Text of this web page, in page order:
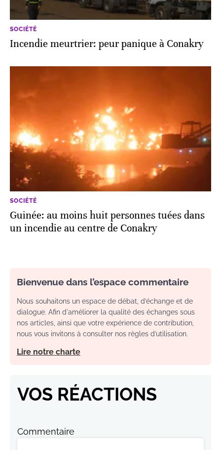
SOCIÉTÉ
Incendie meurtrier: peur panique à Conakry
SOCIÉTÉ
Guinée: au moins huit personnes tuées dans
un incendie au centre de Conakry
Bienvenue dans l’espace commentaire
Nous souhaitons un espace de débat, d’échange et de
dialogue. Afin d'améliorer la qualité des échanges sous
nos articles, ainsi que votre expérience de contribution,
nous vous invitons à consulter nos règles d’utilisation.
Lire notre charte
VOS RÉACTIONS
Commentaire